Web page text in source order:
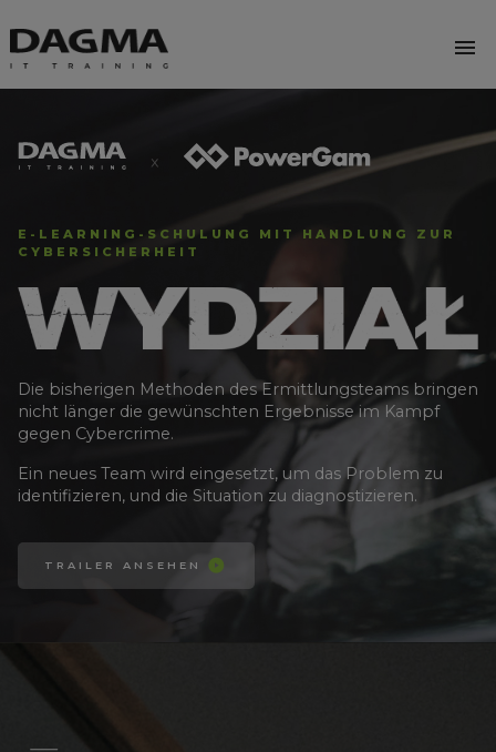
menu
E-LEARNING-SCHULUNG MIT HANDLUNG
ZUR
CYBERSICHERHEIT
Die bisherigen Methoden des Ermittlungsteams bringen
nicht länger die gewünschten Ergebnisseim Kampf
gegen Cybercrime.
Ein neues Team wird eingesetzt, um das Problem zu
identifizieren, und die Situation zu diagnostizieren.
TRAILER ANSEHEN